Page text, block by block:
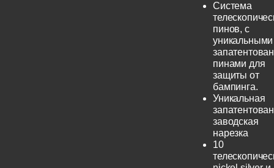
Система
пинов, с
уникальными
пинами для
защиты от
бампинга.
Уникальная
заводская
нарезка
10